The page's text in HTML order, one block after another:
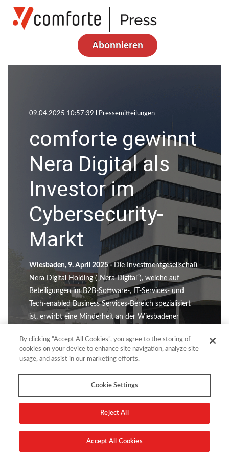
Abonnieren
09.04.2025 10:57:39 l Pressemitteilungen
comforte gewinnt
Nera Digital als
Investor im
Cybersecurity-
Markt
Wiesbaden, 9. April 2025 - Die Investmentgesellschaft
Nera Digital Holding („Nera Digital“), welche auf
Beteiligungen im B2B-Software-, IT-Services- und
Tech-enabled Business Services-Bereich spezialisiert
ist, erwirbt eine Minderheit an der Wiesbadener
Kapitalerhöhung durch. Optionen für den Erwerb
By clicking “Accept All Cookies”, you agree to the storing of
cookies on your device to enhance site navigation, analyze site
usage, and assist in our marketing efforts.
Cookie Settings
Reject All
Accept All Cookies